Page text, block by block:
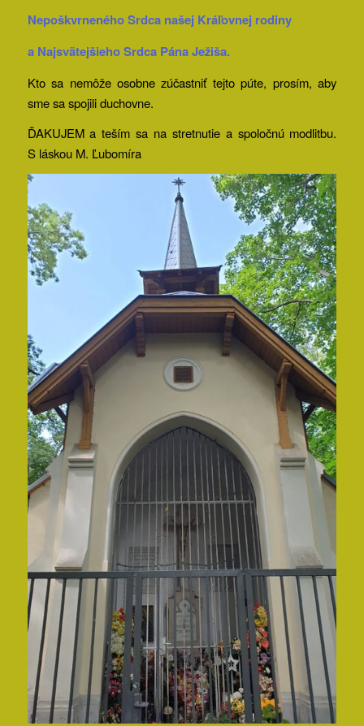
Nepoškvrneného Srdca našej Kráľovnej rodiny
a Najsvätejšieho Srdca Pána Ježiša.
Kto sa nemôže osobne zúčastniť tejto púte, prosím, aby
sme sa spojili duchovne.
ĎAKUJEM a teším sa na stretnutie a spoločnú modlitbu.
S láskou M. Ľubomíra